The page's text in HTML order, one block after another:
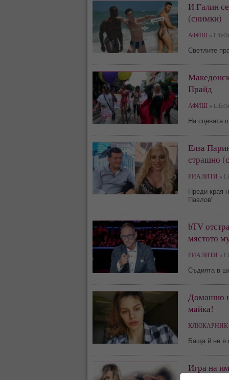
И Галин
(снимки)
АФИШ »
Светлите
Прайд
АФИШ »
На сцената
Елза
страшно
РИАЛИТИ »
Преди края
Павлов"
bTV
мястото
РИАЛИТИ »
Съдията в
Домашно
майка!
КЛЮКАРНИК
Баща й не я
Игра на